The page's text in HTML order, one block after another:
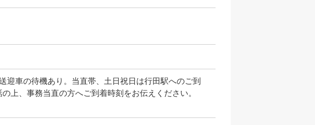
迎車の待機あり。当直帯、土日祝日は行田駅へのご到
上、事務当直の方へご到着時刻をお伝えください。